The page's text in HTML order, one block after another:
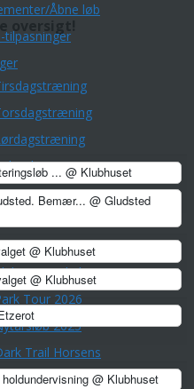
Åbne løb
tilpasninger
træning
Tour 2026
2025
Trail Horsens
for voksne
... @ Klubhuset
Bemær... @ Gludsted
@ Klubhuset
@ Klubhuset
@ Klubhuset